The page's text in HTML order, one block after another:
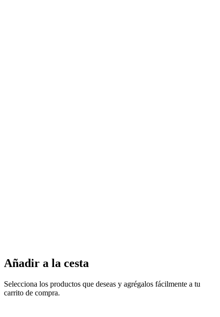
Añadir a la cesta
Selecciona los productos que deseas y agrégalos fácilmente a tu
carrito de compra.